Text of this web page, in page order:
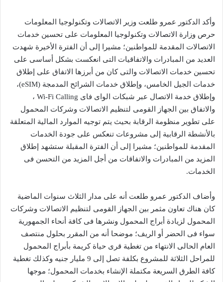
وأكد الدكتور عمرو طلعت وزير الاتصالات وتكنولوجيا المعلومات
حرص وزارة الاتصالات وتكنولوجيا المعلومات على تحسين خدمات
الاتصالات المقدمة للمواطنين؛ مشيرا إلى أن الفترة الأخيرة شهدت
العديد من المبادرات والاتفاقيات التى انعكست بشكل أساسى على
تحسين خدمات الاتصالات والتى كان من أبرزها الاتفاق على إطلاق
خدمات الجيل الخامس، وإطلاق خدمات الشرائح المدمجة (eSIM)،
وإطلاق خدمة الاتصال عبر شبكات الواى فاى Wi-Fi Calling ،
والاتفاق بين الجهاز القومى لتنظيم الاتصالات وشركات المحمول
على تطوير منظومة الرقابة بحيث يتم توجيه الموارد المالية المتعلقة
بالأنشطة الرقابية إلى مشروعات تنعكس على جودة الخدمات
المقدمة للمواطنين؛ مشيرا إلى أن الفترة المقبلة ستشهد إطلاق
المزيد من المبادرات والاتفاقات من أجل المزيد من التحسن فى
الخدمات.
وأضاف الدكتور عمرو طلعت أنه على مدار الثلاث سنوات الماضية
كان هناك تعاون مثمر بين الجهاز القومى لتنظيم الاتصالات وشركات
المحمول لزيادة أبراج المحمول ونشرها فى كافة أنحاء الجمهورية
سواء فى الحضر أو الريف؛ موضحا أنه من المقرر بحلول منتصف
العام الحالى الانتهاء من تغطية قرى حياة كريمة بأبراج المحمول
للمراحل الثلاثة للمشروع بكلفة تصل إلى 9 مليار جنيه وكذلك تغطية
كافة الطرق السريعة مكتملة الإنشاء بخدمات المحمول؛ موجها